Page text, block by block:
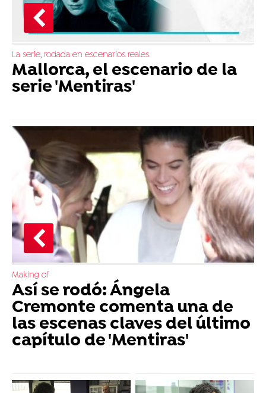
La serie, rodada en escenarios reales
Mallorca, el escenario de la
serie 'Mentiras'
Making of
Así se rodó: Ángela
Cremonte comenta una de
las escenas claves del último
capítulo de 'Mentiras'